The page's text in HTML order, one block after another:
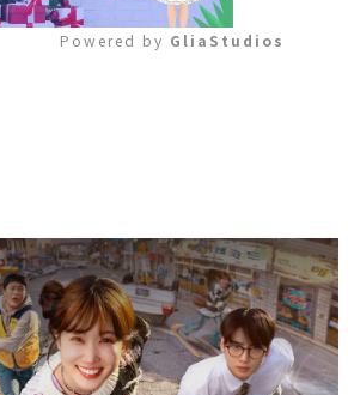
Powered by GliaStudios